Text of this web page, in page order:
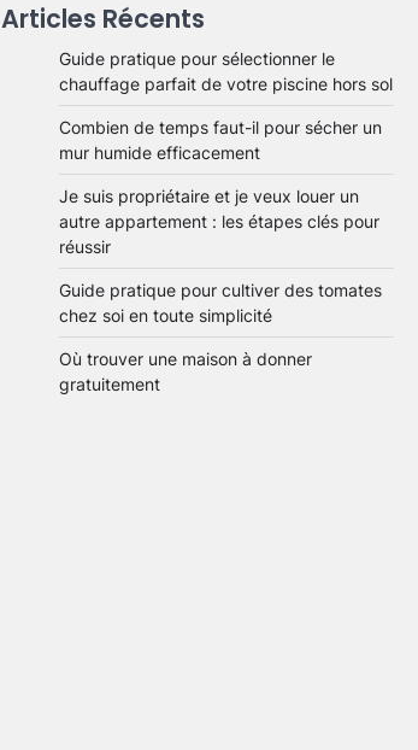
Articles Récents
Guide pratique pour sélectionner le
chauffage parfait de votre piscine hors sol
Combien de temps faut-il pour sécher un
mur humide efficacement
Je suis propriétaire et je veux louer un
autre appartement : les étapes clés pour
réussir
Guide pratique pour cultiver des tomates
chez soi en toute simplicité
Où trouver une maison à donner
gratuitement